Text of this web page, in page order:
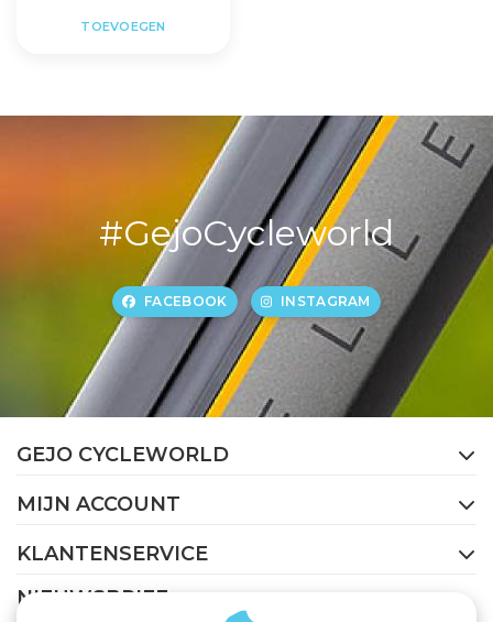
TOEVOEGEN
#GejoCycleworld
FACEBOOK INSTAGRAM
GEJO CYCLEWORLD
MIJN ACCOUNT
KLANTENSERVICE
NIEUWSBRIEF